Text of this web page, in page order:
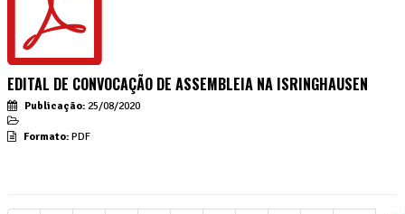
EDITAL DE CONVOCAÇÃO DE ASSEMBLEIA NA ISRINGHAUSEN
Publicação: 25/08/2020
Formato: PDF